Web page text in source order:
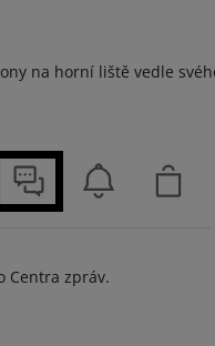
na horní liště vedle
Centra zpráv.